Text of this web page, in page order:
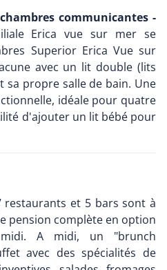
communicantes -
Erica vue sur mer se
Superior Erica Vue sur
avec un lit double (lits
sa propre salle de bain. Une
idéale pour quatre
d'ajouter un lit bébé pour
restaurants et 5 bars sont à
pension complète en option
A midi, un "brunch
avec des spécialités de